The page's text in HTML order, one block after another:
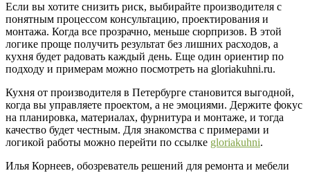
Если вы хотите снизить риск, выбирайте производителя с
понятным процессом консультацию, проектирования и
монтажа. Когда все прозрачно, меньше сюрпризов. В этой
логике проще получить результат без лишних расходов, а
кухня будет радовать каждый день. Еще один ориентир по
подходу и примерам можно посмотреть на gloriakuhni.ru.
Кухня от производителя в Петербурге становится выгодной,
когда вы управляете проектом, а не эмоциями. Держите фокус
на планировка, материалах, фурнитура и монтаже, и тогда
качество будет честным. Для знакомства с примерами и
логикой работы можно перейти по ссылке gloriakuhni.
Илья Корнеев, обозреватель решений для ремонта и мебели